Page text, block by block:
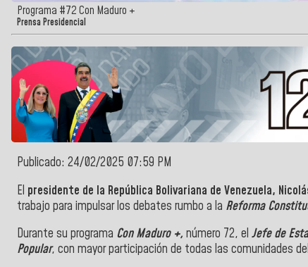
Programa #72 Con Maduro +
Prensa Presidencial
Publicado: 24/02/2025 07:59 PM
El presidente de la República Bolivariana de Venezuela,
trabajo para impulsar los debates rumbo a la Reforma
Durante su programa Con Maduro +, número 72, el Jefe de
Popular, con mayor participación de todas las comunidades